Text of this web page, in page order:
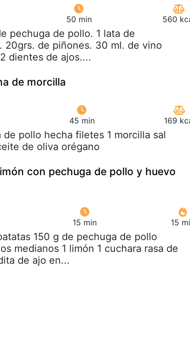
50 min 560
pechuga de pollo. 1 lata de
20grs. de piñones. 30 ml. de vino
dientes de ajos....
de morcilla
45 min 169
de pollo hecha filetes 1 morcilla sal
de oliva orégano
con pechuga de pollo y huevo
15 min 15
150 g de pechuga de pollo
medianos 1 limón 1 cuchara rasa de
de ajo en...